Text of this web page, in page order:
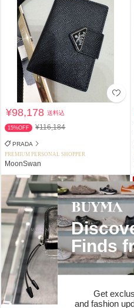
¥98,178送料込
15%OFF ¥116,184
PRADA
PREMIUM PERSONAL SHOPPER
MoonSwan